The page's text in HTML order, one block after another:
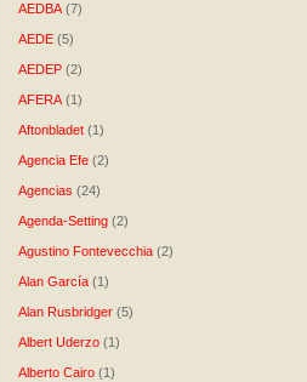
AEDBA (7)
AEDE (5)
AEDEP (2)
AFERA (1)
Aftonbladet (1)
Agencia Efe (2)
Agencias (24)
Agenda-Setting (2)
Agustino Fontevecchia (2)
Alan García (1)
Alan Rusbridger (5)
Albert Uderzo (1)
Alberto Cairo (1)